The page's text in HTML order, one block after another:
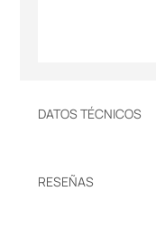
DATOS TÉCNICOS
RESEÑAS